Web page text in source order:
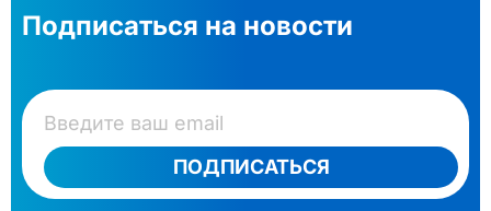
Подписаться на новости
ПОДПИСАТЬСЯ